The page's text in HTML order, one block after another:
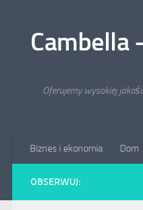
Cambella
Oferujemy wysokiej
Biznes i ekonomia Dom
OBSERWUJ: